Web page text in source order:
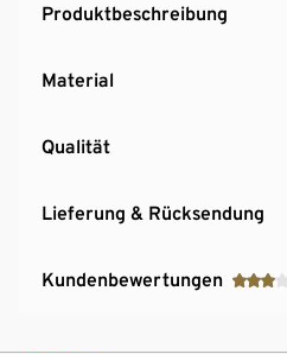
Produktbeschreibung
Material
Qualität
Lieferung & Rücksendung
Kundenbewertungen